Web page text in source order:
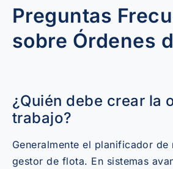
Preguntas
sobre Órdenes
¿Quién debe crear la
trabajo?
Generalmente el planificador de
gestor de flota. En sistemas